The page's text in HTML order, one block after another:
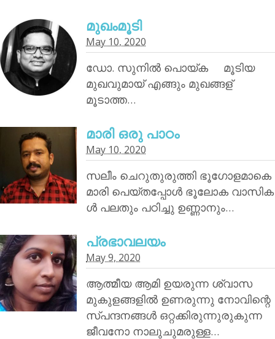
മുഖംമൂടി
May 10, 2020
ഡോ. സുനിൽ പൊയ്‌ക മൂടിയ
മുഖവുമായ് എങ്ങും മുഖങ്ങള്
മൂടാത്ത…
മാരി ഒരു പാഠം
May 10, 2020
സലീം ചെറുതുരുത്തി ഭൂഗോളമാകെ
മാരി പെയ്തപ്പോൾ ഭൂലോക വാസിക
ൾ പലതും പഠിച്ചു ഉണ്ണാനും…
പ്രഭാവലയം
May 9, 2020
ആത്മീയ ആമി ഉയരുന്ന ശ്വാസ
മുകുളങ്ങളിൽ ഉണരുന്നു നോവിന്റെ
സ്പന്ദനങ്ങൾ ഒറ്റക്കിരുന്നുരുകുന്ന
ജീവനോ നാലുചുമരുള്ള…